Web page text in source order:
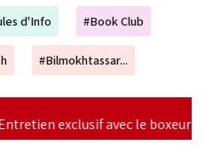
d'Info #Book Club
#Bilmokhtassar...
Bilel Jkitou | Vague de